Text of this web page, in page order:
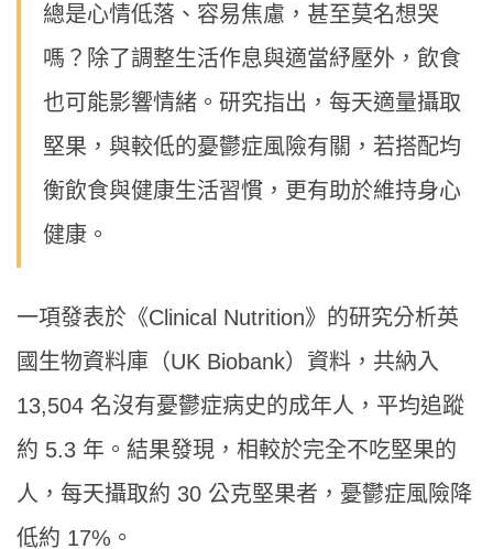
總是心情低落、容易焦慮，甚至莫名想哭
嗎？除了調整生活作息與適當紓壓外，飲食
也可能影響情緒。研究指出，每天適量攝取
堅果，與較低的憂鬱症風險有關，若搭配均
衡飲食與健康生活習慣，更有助於維持身心
健康。
一項發表於《Clinical Nutrition》的研究分析英
國生物資料庫（UK Biobank）資料，共納入
13,504 名沒有憂鬱症病史的成年人，平均追蹤
約 5.3 年。結果發現，相較於完全不吃堅果的
人，每天攝取約 30 公克堅果者，憂鬱症風險降
低約 17%。